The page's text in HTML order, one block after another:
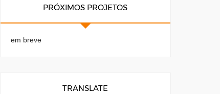
PRÓXIMOS PROJETOS
em breve
TRANSLATE